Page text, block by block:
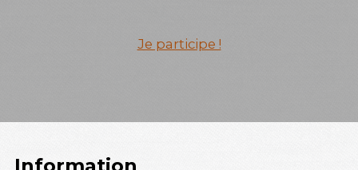
Je participe !